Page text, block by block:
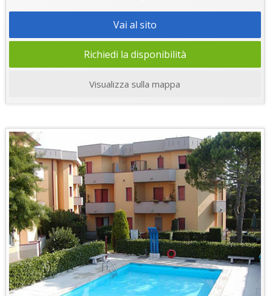
Vai al sito
Richiedi la disponibilità
Visualizza sulla mappa